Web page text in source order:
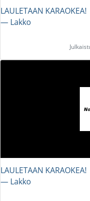
LAULETAAN
― Lakko
LAULETAAN
― Lakko